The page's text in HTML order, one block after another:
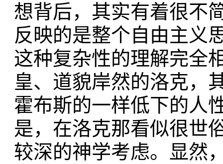
想背后，其实有着很不
反映的是整个自由主义
这种复杂性的理解完全
皇、道貌岸然的洛克，
霍布斯的一样低下的人
是，在洛克那看似很世
较深的神学考虑。显然